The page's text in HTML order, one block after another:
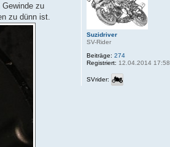
Suzidriver
SV-Rider
Beiträge: 274
Registriert: 12.04.2014 17:58
SVrider:
zu
zu dünn ist.